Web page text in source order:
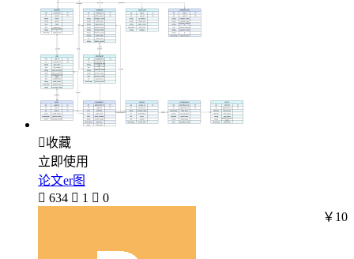
收藏
立即使用
论文er图
 634  1  0
￥10